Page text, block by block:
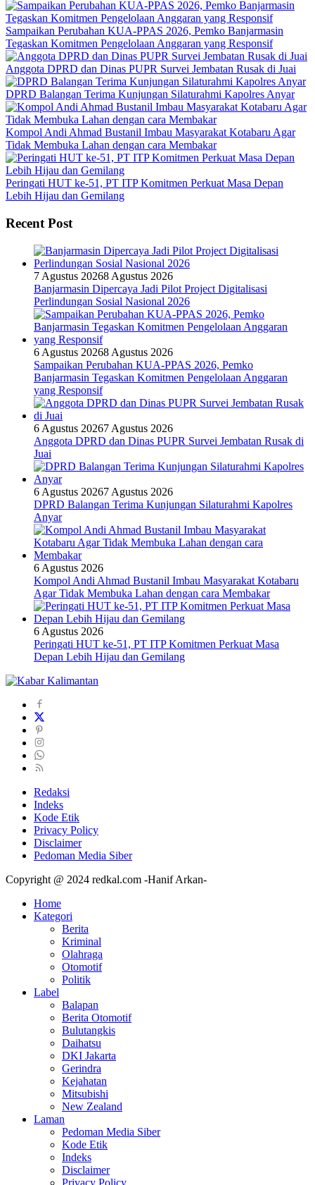
Sampaikan Perubahan KUA-PPAS 2026, Pemko Banjarmasin
Tegaskan Komitmen Pengelolaan Anggaran yang Responsif
Anggota DPRD dan Dinas PUPR Survei Jembatan Rusak di Juai
DPRD Balangan Terima Kunjungan Silaturahmi Kapolres Anyar
Kompol Andi Ahmad Bustanil Imbau Masyarakat Kotabaru Agar
Tidak Membuka Lahan dengan cara Membakar
Peringati HUT ke-51, PT ITP Komitmen Perkuat Masa Depan
Lebih Hijau dan Gemilang
Recent Post
7 Agustus 20268 Agustus 2026
Banjarmasin Dipercaya Jadi Pilot Project Digitalisasi
Perlindungan Sosial Nasional 2026
6 Agustus 20268 Agustus 2026
Sampaikan Perubahan KUA-PPAS 2026, Pemko
Banjarmasin Tegaskan Komitmen Pengelolaan Anggaran
yang Responsif
6 Agustus 20267 Agustus 2026
Anggota DPRD dan Dinas PUPR Survei Jembatan Rusak di
Juai
6 Agustus 20267 Agustus 2026
DPRD Balangan Terima Kunjungan Silaturahmi Kapolres
Anyar
6 Agustus 2026
Kompol Andi Ahmad Bustanil Imbau Masyarakat Kotabaru
Agar Tidak Membuka Lahan dengan cara Membakar
6 Agustus 2026
Peringati HUT ke-51, PT ITP Komitmen Perkuat Masa
Depan Lebih Hijau dan Gemilang
Redaksi
Indeks
Kode Etik
Privacy Policy
Disclaimer
Pedoman Media Siber
Copyright @ 2024 redkal.com -Hanif Arkan-
Home
Kategori
Berita
Kriminal
Olahraga
Otomotif
Politik
Label
Balapan
Berita Otomotif
Bulutangkis
Daihatsu
DKI Jakarta
Gerindra
Kejahatan
Mitsubishi
New Zealand
Laman
Pedoman Media Siber
Kode Etik
Indeks
Disclaimer
Privacy Policy